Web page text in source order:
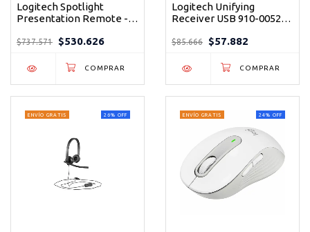
Logitech Spotlight
Presentation Remote -
Profesional
$737.571 $530.626
Logitech Unifying
Receiver USB 910-005235
Dispositivos
$85.666 $57.882
26% OFF
ENVÍO GRATIS 24% OFF
ENVÍO GRATIS